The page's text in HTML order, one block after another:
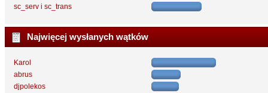
sc_serv i sc_trans
Najwięcej wysłanych wątków
Karol
abrus
djpolekos